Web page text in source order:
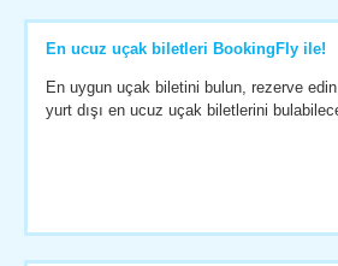
En ucuz uçak biletleri BookingFly ile!
En uygun uçak biletini bulun, rezerve
yurt dışı en ucuz uçak biletlerini